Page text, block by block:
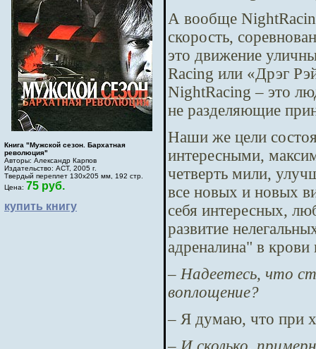
Книга "Мужской сезон. Бархатная
революция"
Авторы: Александр Карпов
Издательство: АСТ, 2005 г.
Твердый переплет 130х205 мм, 192 стр.
Цена: 75 руб.
купить книгу
А вообще
скорость,
это движение
Racing или «Дрэг
NightRacing – это
не разделяющие
Наши же цели
интересными,
четверть мили,
все новых и новых
себя интересных,
развитие
адреналина" в
– Надеетесь, что
воплощение?
– Я думаю, что при